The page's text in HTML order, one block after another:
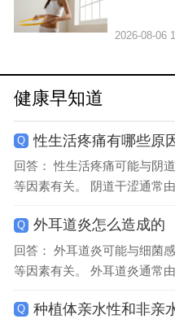
2026-08-06
健康早知道
Q 性生活疼痛有哪些原
回答： 性生活疼痛可能与阴
等因素有关。 阴道干涩通常
诱因，可通过水溶性润...
Q 外耳道炎怎么造成的
回答： 外耳道炎可能与细菌
等因素有关。 外耳道炎通常
念珠菌为主。外耳道皮...
Q 种植体亲水性和非亲